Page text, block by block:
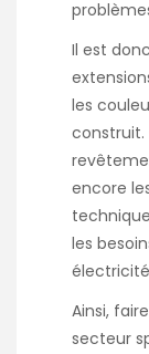
Il est
les
construit.
encore
les
Ainsi,
secteur